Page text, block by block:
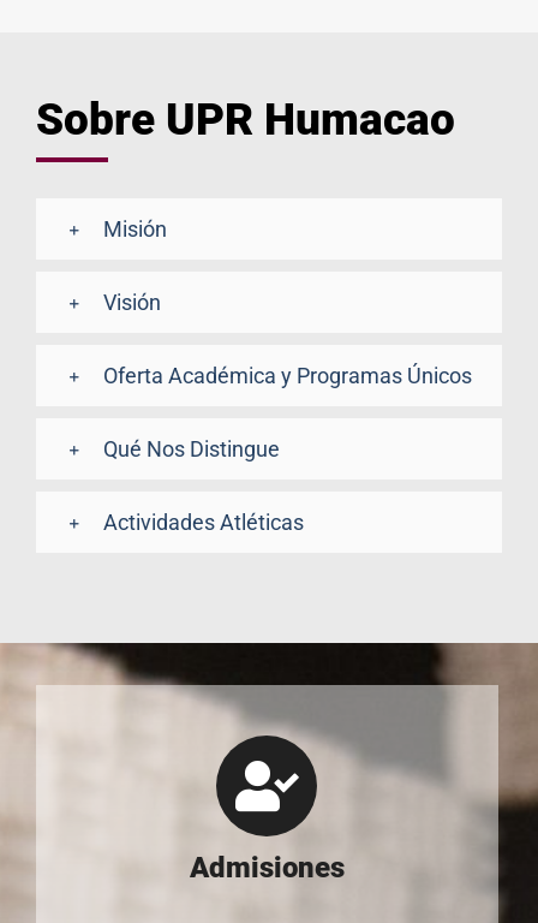
Sobre UPR Humacao
Misión
Visión
Oferta Académica y Programas Únicos
Qué Nos Distingue
Actividades Atléticas
Admisiones